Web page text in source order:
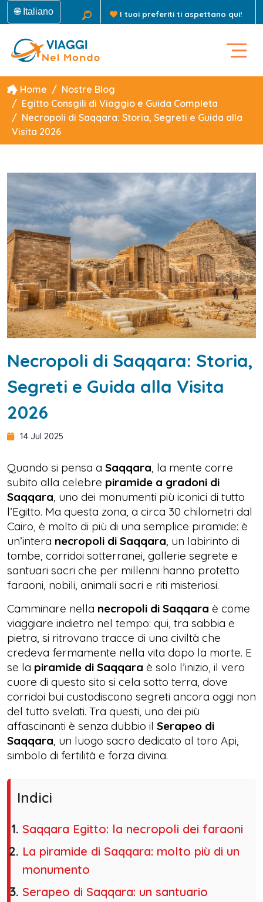
🌐 Italiano I tuoi preferiti ti aspettano qui!
Home
Nostre Blog
Egitto Consgili di Viaggio e Guida Completa
Necropoli di Saqqara: Storia, Segreti e Guida alla
Visita 2026
Necropoli di Saqqara: Storia,
Segreti e Guida alla Visita
2026
14 Jul 2025
Quando si pensa a Saqqara, la mente corre
subito alla celebre piramide a gradoni di
Saqqara, uno dei monumenti più iconici di tutto
l’Egitto. Ma questa zona, a circa 30 chilometri dal
Cairo, è molto di più di una semplice piramide: è
un’intera necropoli di Saqqara, un labirinto di
tombe, corridoi sotterranei, gallerie segrete e
santuari sacri che per millenni hanno protetto
faraoni, nobili, animali sacri e riti misteriosi.
Camminare nella necropoli di Saqqara è come
viaggiare indietro nel tempo: qui, tra sabbia e
pietra, si ritrovano tracce di una civiltà che
credeva fermamente nella vita dopo la morte. E
se la piramide di Saqqara è solo l’inizio, il vero
cuore di questo sito si cela sotto terra, dove
corridoi bui custodiscono segreti ancora oggi non
del tutto svelati. Tra questi, uno dei più
affascinanti è senza dubbio il Serapeo di
Saqqara, un luogo sacro dedicato al toro Api,
simbolo di fertilità e forza divina.
Indici
Saqqara Egitto: la necropoli dei faraoni
La piramide di Saqqara: molto più di un
monumento
Serapeo di Saqqara: un santuario